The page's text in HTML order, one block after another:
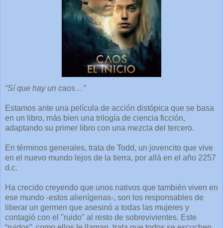
“Sí que hay un caos…”
Estamos ante una película de acción distópica que se basa
en un libro, más bien una trilogía de ciencia ficción,
adaptando su primer libro con una mezcla del tercero.
En términos generales, trata de Todd, un jovencito que vive
en el nuevo mundo lejos de la tierra, por allá en el año 2257
d.c.
Ha crecido creyendo que unos nativos que también viven en
ese mundo -estos alienígenas-, son los responsables de
liberar un germen que asesinó a todas las mujeres y
contagió con el "ruido" al resto de sobrevivientes. Este